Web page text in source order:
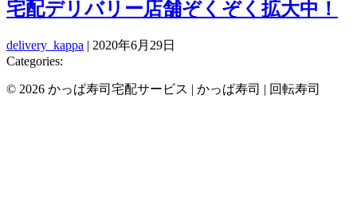
宅配デリバリー店舗ぞくぞく拡大中！
delivery_kappa | 2020年6月29日
Categories:
© 2026 かっぱ寿司宅配サービス | かっぱ寿司 | 回転寿司